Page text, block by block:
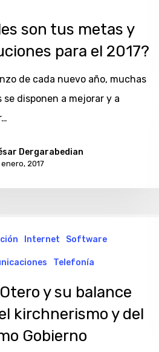
son tus metas y
para el 2017?
de cada nuevo año, muchas
se disponen a mejorar y a
Dergarabedian
enero, 2017
Internet Software
Telefonía
y su balance
kirchnerismo y del
Gobierno